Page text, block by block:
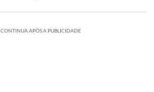
CONTINUA APÓS A PUBLICIDADE